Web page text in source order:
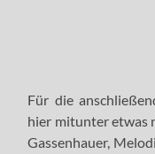
Für die
hier mitunter etwas
Gassenhauer,